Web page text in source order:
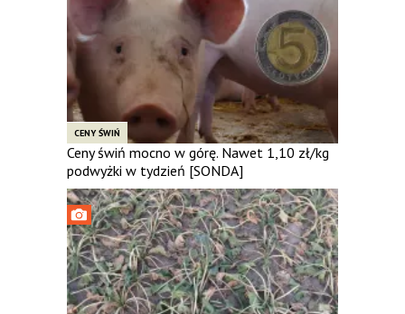
CENY ŚWIŃ
Ceny świń mocno w górę. Nawet 1,10 zł/kg
podwyżki w tydzień [SONDA]